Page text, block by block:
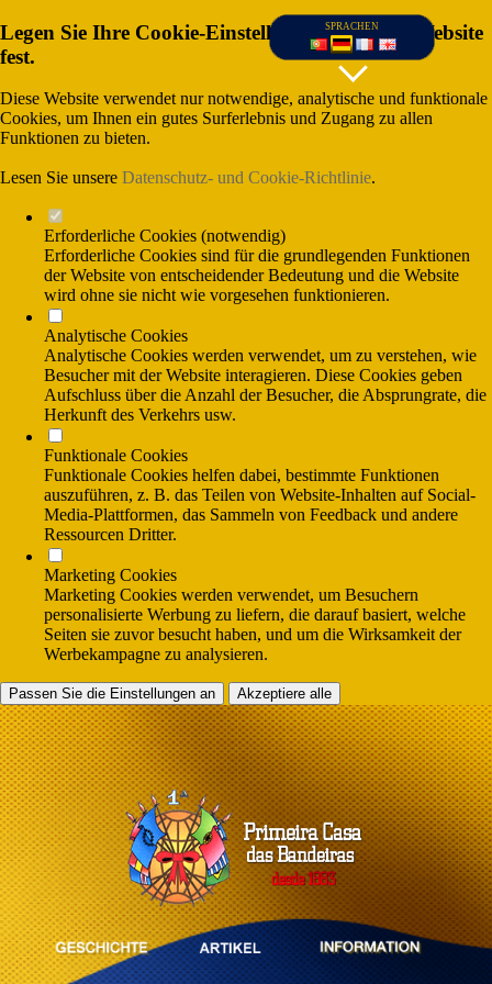
Legen Sie Ihre Cookie-Einstellungen für diese Website
fest.
Diese Website verwendet nur notwendige, analytische und funktionale
Cookies, um Ihnen ein gutes Surferlebnis und Zugang zu allen
Funktionen zu bieten.
Lesen Sie unsere Datenschutz- und Cookie-Richtlinie.
Erforderliche Cookies (notwendig)
Erforderliche Cookies sind für die grundlegenden Funktionen
der Website von entscheidender Bedeutung und die Website
wird ohne sie nicht wie vorgesehen funktionieren.
Analytische Cookies
Analytische Cookies werden verwendet, um zu verstehen, wie
Besucher mit der Website interagieren. Diese Cookies geben
Aufschluss über die Anzahl der Besucher, die Absprungrate, die
Herkunft des Verkehrs usw.
Funktionale Cookies
Funktionale Cookies helfen dabei, bestimmte Funktionen
auszuführen, z. B. das Teilen von Website-Inhalten auf Social-
Media-Plattformen, das Sammeln von Feedback und andere
Ressourcen Dritter.
Marketing Cookies
Marketing Cookies werden verwendet, um Besuchern
personalisierte Werbung zu liefern, die darauf basiert, welche
Seiten sie zuvor besucht haben, und um die Wirksamkeit der
Werbekampagne zu analysieren.
Passen Sie die Einstellungen an Akzeptiere alle
SPRACHEN
Mobilfunknetx)